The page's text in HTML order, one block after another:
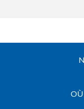
OÙ